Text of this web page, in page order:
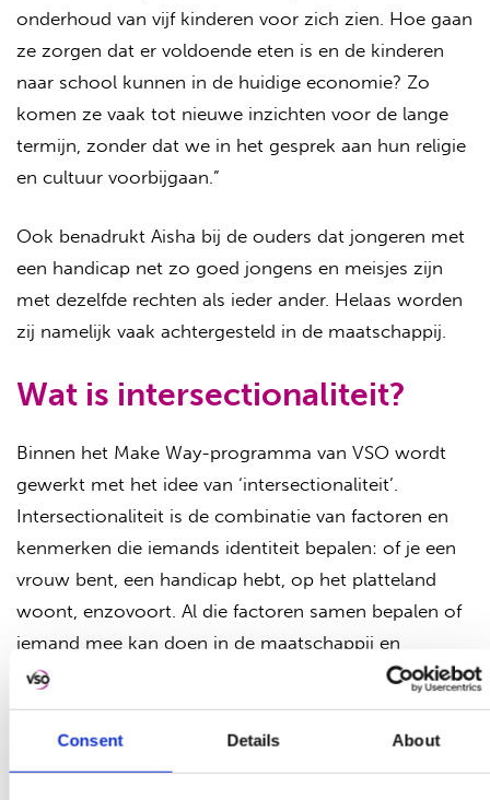
Consent Details About
onderhoud van vijf kinderen voor zich zien. Hoe gaan
ze zorgen dat er voldoende eten is en de kinderen
naar school kunnen in de huidige economie? Zo
komen ze vaak tot nieuwe inzichten voor de lange
termijn, zonder dat we in het gesprek aan hun religie
en cultuur voorbijgaan.”
Ook benadrukt Aisha bij de ouders dat jongeren met
een handicap net zo goed jongens en meisjes zijn
met dezelfde rechten als ieder ander. Helaas worden
zij namelijk vaak achtergesteld in de maatschappij.
Wat is intersectionaliteit?
Binnen het Make Way-programma van VSO wordt
gewerkt met het idee van ‘intersectionaliteit’.
Intersectionaliteit is de combinatie van factoren en
kenmerken die iemands identiteit bepalen: of je een
vrouw bent, een handicap hebt, op het platteland
woont, enzovoort. Al die factoren samen bepalen of
iemand mee kan doen in de maatschappij en
toegang heeft tot goede zorg.
De Intersectionele
Community Score Card